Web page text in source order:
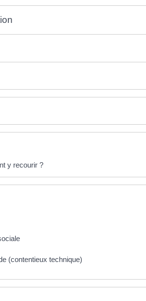
y recourir ?
(contentieux technique)